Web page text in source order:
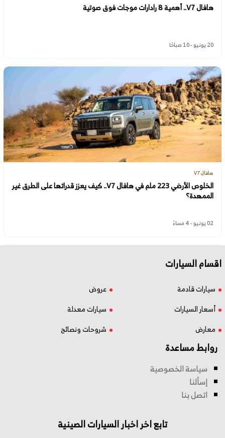
هافال V7.. أهمية 8 رادارات موجات فوق صوتية
20 يونيو - 10 صباحًا
هافال V7
الخلوص الأرضي 223 ملم في هافال V7.. كيف يعزز قدراتها على الطرق غير
الممهدة؟
02 يونيو - 4 مساءً
اقسام السيارات
سيارات قادمة
عروض
أسعار السيارات
سيارات معدلة
معارض
شروحات ونصائح
روابط مساعدة
سياسة الخصوصية
إسألنا
اتصل بنا
تابع اخر اخبار السيارات الصينية